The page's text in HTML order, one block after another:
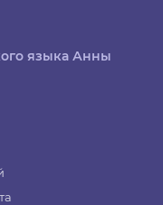
языка Анны